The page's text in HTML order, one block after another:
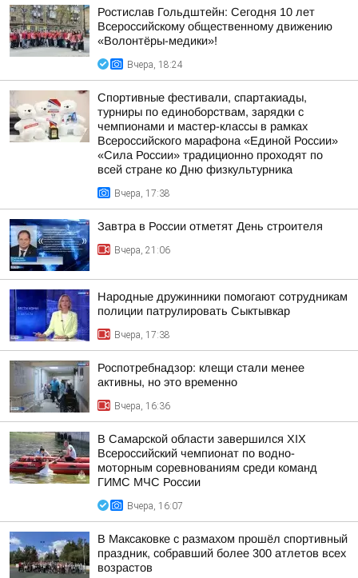
Ростислав Гольдштейн: Сегодня 10 лет
Всероссийскому общественному движению
«Волонтёры-медики»!
Вчера, 18:24
Спортивные фестивали, спартакиады,
турниры по единоборствам, зарядки с
чемпионами и мастер-классы в рамках
Всероссийского марафона «Единой России»
«Сила России» традиционно проходят по
всей стране ко Дню физкультурника
Вчера, 17:38
Завтра в России отметят День строителя
Вчера, 21:06
Народные дружинники помогают сотрудникам
полиции патрулировать Сыктывкар
Вчера, 17:38
Роспотребнадзор: клещи стали менее
активны, но это временно
Вчера, 16:36
В Самарской области завершился XIХ
Всероссийский чемпионат по водно-
моторным соревнованиям среди команд
ГИМС МЧС России
Вчера, 16:07
В Максаковке с размахом прошёл спортивный
праздник, собравший более 300 атлетов всех
возрастов